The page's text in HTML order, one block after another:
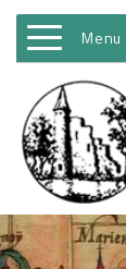
Menu
WELKOM
ACTIVITEITEN
NIEUWS
BIBLIOTHEEK